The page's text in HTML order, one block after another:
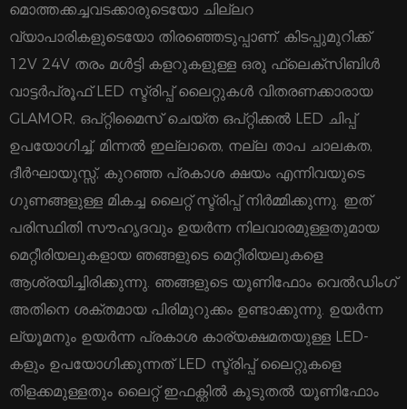
മൊത്തക്കച്ചവടക്കാരുടെയോ ചില്ലറ
വ്യാപാരികളുടെയോ തിരഞ്ഞെടുപ്പാണ്. കിടപ്പുമുറിക്ക്
12V 24V തരം മൾട്ടി കളറുകളുള്ള ഒരു ഫ്ലെക്സിബിൾ
വാട്ടർപ്രൂഫ് LED സ്ട്രിപ്പ് ലൈറ്റുകൾ വിതരണക്കാരായ
GLAMOR, ഒപ്റ്റിമൈസ് ചെയ്ത ഒപ്റ്റിക്കൽ LED ചിപ്പ്
ഉപയോഗിച്ച്, മിന്നൽ ഇല്ലാതെ, നല്ല താപ ചാലകത,
ദീർഘായുസ്സ്, കുറഞ്ഞ പ്രകാശ ക്ഷയം എന്നിവയുടെ
ഗുണങ്ങളുള്ള മികച്ച ലൈറ്റ് സ്ട്രിപ്പ് നിർമ്മിക്കുന്നു. ഇത്
പരിസ്ഥിതി സൗഹൃദവും ഉയർന്ന നിലവാരമുള്ളതുമായ
മെറ്റീരിയലുകളായ ഞങ്ങളുടെ മെറ്റീരിയലുകളെ
ആശ്രയിച്ചിരിക്കുന്നു. ഞങ്ങളുടെ യൂണിഫോം വെൽഡിംഗ്
അതിനെ ശക്തമായ പിരിമുറുക്കം ഉണ്ടാക്കുന്നു. ഉയർന്ന
ല്യൂമനും ഉയർന്ന പ്രകാശ കാര്യക്ഷമതയുള്ള LED-
കളും ഉപയോഗിക്കുന്നത് LED സ്ട്രിപ്പ് ലൈറ്റുകളെ
തിളക്കമുള്ളതും ലൈറ്റ് ഇഫക്റ്റിൽ കൂടുതൽ യൂണിഫോം